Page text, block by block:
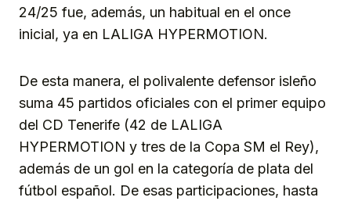
24/25 fue, además, un habitual en el once
inicial, ya en LALIGA HYPERMOTION.
De esta manera, el polivalente defensor isleño
suma 45 partidos oficiales con el primer equipo
del CD Tenerife (42 de LALIGA
HYPERMOTION y tres de la Copa SM el Rey),
además de un gol en la categoría de plata del
fútbol español. De esas participaciones, hasta